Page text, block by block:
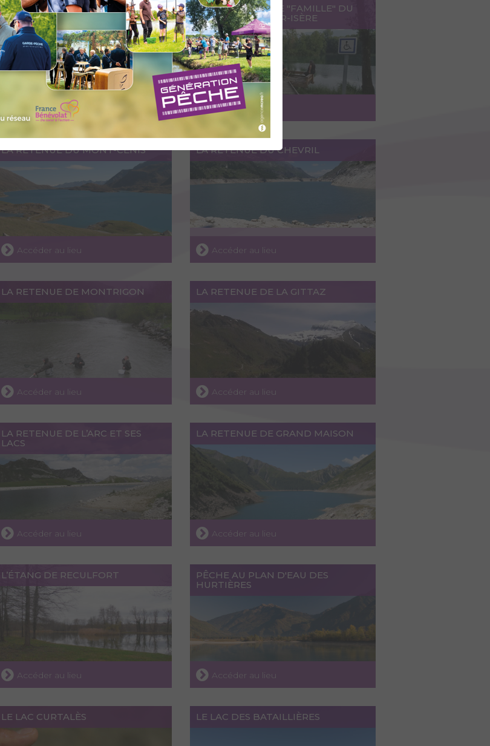
LE LAC DE HAUTECOUR
Accéder au lieu
PARCOURS PÊCHE "FAMILLE" DU
LAC DE GRÉSY-SUR-ISÈRE
Accéder au lieu
LA RETENUE DU MONT-CENIS
Accéder au lieu
LA RETENUE DU CHEVRIL
Accéder au lieu
LA RETENUE DE MONTRIGON
Accéder au lieu
LA RETENUE DE LA GITTAZ
Accéder au lieu
LA RETENUE DE L’ARC ET SES
LACS
Accéder au lieu
LA RETENUE DE GRAND MAISON
Accéder au lieu
L’ÉTANG DE RECULFORT
Accéder au lieu
PÊCHE AU PLAN D'EAU DES
HURTIÈRES
Accéder au lieu
LE LAC CURTALÈS LE LAC DES BATAILLIÈRES